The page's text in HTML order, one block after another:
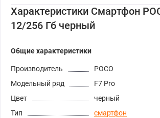
Характеристики Смартфон
12/256 Гб черный
Общие характеристики
Производитель
POCO
Модельный ряд
F7 Pro
Цвет
черный
Тип
смартфон